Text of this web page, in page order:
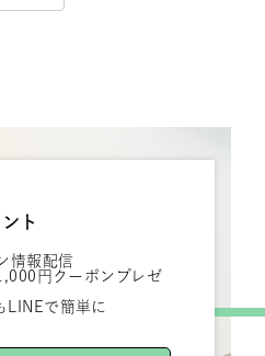
フェイン、コ
ーズ×GABA
ト
情報配信
円クーポンプレゼ
LINEで簡単に